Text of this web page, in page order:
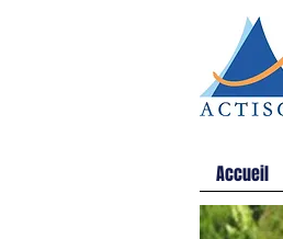
Accueil